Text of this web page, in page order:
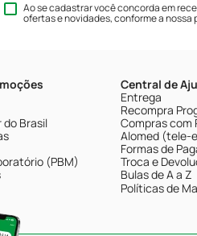
Ao se cadastrar você concorda em
ofertas e novidades, conforme a nossa
do Brasil
(PBM)
Central de
Entrega
Recompra
Compras com
Alomed (tele-
Formas de
Troca e
Bulas de A a Z
Políticas de